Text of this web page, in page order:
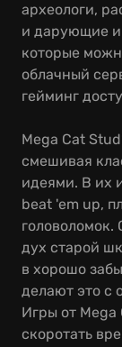
археологи,
и дарующие
которые
облачный
гейминг
Mega Cat
смешивая
идеями. В их
beat 'em up,
головоломок.
дух старой
в хорошо
делают это с
Игры от
скоротать